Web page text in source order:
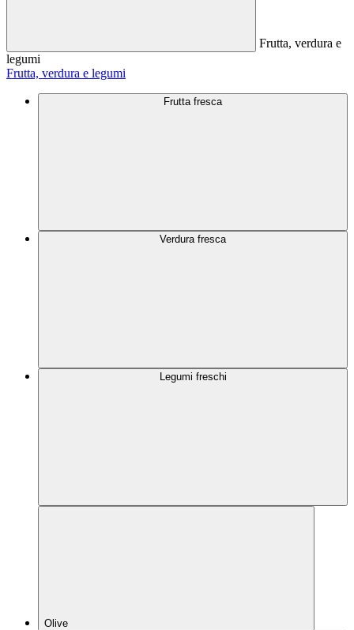
Frutta, verdura e
legumi
Frutta, verdura e legumi
Frutta fresca
Verdura fresca
Legumi freschi
Olive